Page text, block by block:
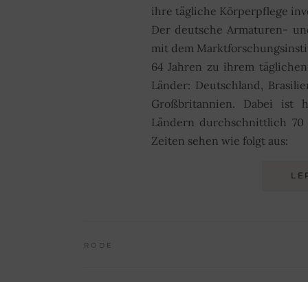
ihre tägliche Körperpflege
Der deutsche Armaturen-
mit dem
64 Jahren zu ihrem
Länder: Deutschland,
Großbritannien. Dabei ist
Ländern durchschnittlich
Zeiten sehen wie folgt aus:
RODE